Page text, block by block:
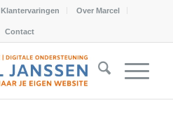
Klantervaringen Over Marcel
Contact